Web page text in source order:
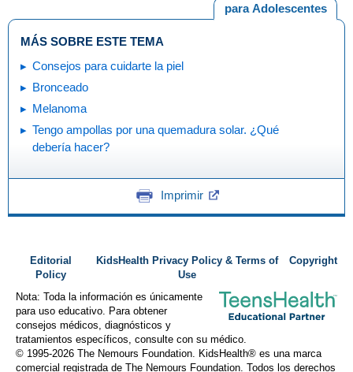
para Adolescentes
MÁS SOBRE ESTE TEMA
Consejos para cuidarte la piel
Bronceado
Melanoma
Tengo ampollas por una quemadura solar. ¿Qué
debería hacer?
Imprimir
Editorial
Policy
KidsHealth Privacy Policy & Terms of
Use
Copyright
Nota: Toda la información es únicamente
para uso educativo. Para obtener
consejos médicos, diagnósticos y
tratamientos específicos, consulte con su médico.
© 1995-2026 The Nemours Foundation. KidsHealth® es una marca
comercial registrada de The Nemours Foundation. Todos los derechos